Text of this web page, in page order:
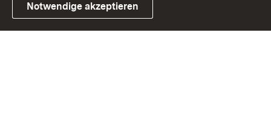
Link zum Landesportal
Notwendige akzeptieren